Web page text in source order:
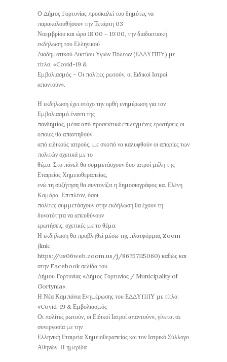
Ο Δήμος Γορτυνίας προσκαλεί του δημότες να
παρακολουθήσουν την Τετάρτη 03
Νοεμβρίου και ώρα 18:00 – 19:00, την διαδικτυακή
εκδήλωση του Ελληνικού
Διαδημοτικού Δικτύου Υγιών Πόλεων (ΕΔΔΥΠΠΥ) με
τίτλο: «Covid-19 &
Εμβολιασμός – Οι πολίτες ρωτούν, οι Ειδικοί Ιατροί
απαντούν».
Η εκδήλωση έχει στόχο την ορθή ενημέρωση για τον
Εμβολιασμό έναντι της
πανδημίας, μέσα από προσεκτικά επιλεγμένες ερωτήσεις οι
οποίες θα απαντηθούν
από ειδικούς ιατρούς, με σκοπό να καλυφθούν οι απορίες των
πολιτών σχετικά με το
θέμα. Στο πάνελ θα συμμετάσχουν δυο ιατροί μέλη της
Εταιρείας Χημειοθεραπείας,
ενώ τη συζήτηση θα συντονίζει η δημοσιογράφος κα. Ελένη
Καμάρα. Επιπλέον, όσοι
πολίτες συμμετάσχουν στην εκδήλωση θα έχουν τη
δυνατότητα να απευθύνουν
ερωτήσεις, σχετικές με το θέμα.
Η εκδήλωση θα προβληθεί μέσω της πλατφόρμας Zoom
(link:
https://us06web.zoom.us/j/86757115060) καθώς και
στην Facebook σελίδα του
Δήμου Γορτυνίας «Δήμος Γορτυνίας / Municipality of
Gortynia».
Η Νέα Καμπάνια Ενημέρωσης του ΕΔΔΥΠΠΥ με τίτλο:
«Covid-19 & Εμβολιασμός –
Οι πολίτες ρωτούν, οι Ειδικοί Ιατροί απαντούν», γίνεται σε
συνεργασία με την
Ελληνική Εταιρεία Χημειοθεραπείας και τον Ιατρικό Σύλλογο
Αθηνών. Η ημερίδα